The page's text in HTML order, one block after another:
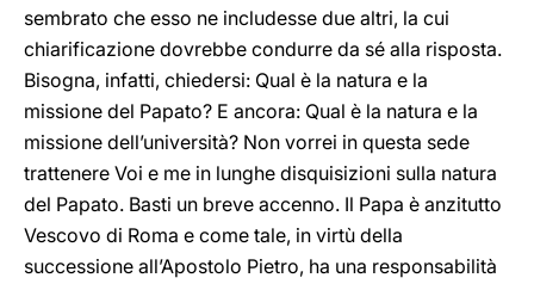
sembrato che esso ne includesse due altri, la cui
chiarificazione dovrebbe condurre da sé alla risposta.
Bisogna, infatti, chiedersi: Qual è la natura e la
missione del Papato? E ancora: Qual è la natura e la
missione dell’università? Non vorrei in questa sede
trattenere Voi e me in lunghe disquisizioni sulla natura
del Papato. Basti un breve accenno. Il Papa è anzitutto
Vescovo di Roma e come tale, in virtù della
successione all’Apostolo Pietro, ha una responsabilità